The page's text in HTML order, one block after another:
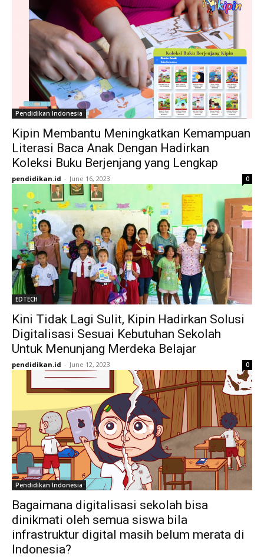
Pendidikan Indonesia
Kipin Membantu Meningkatkan Kemampuan
Literasi Baca Anak Dengan Hadirkan
Koleksi Buku Berjenjang yang Lengkap
pendidikan.id - June 16, 2023 0
EDTECH
Kini Tidak Lagi Sulit, Kipin Hadirkan Solusi
Digitalisasi Sesuai Kebutuhan Sekolah
Untuk Menunjang Merdeka Belajar
pendidikan.id - June 12, 2023 0
Pendidikan Indonesia
Bagaimana digitalisasi sekolah bisa
dinikmati oleh semua siswa bila
infrastruktur digital masih belum merata di
Indonesia?